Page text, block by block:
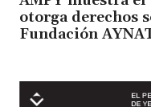
otorga derechos
Fundación